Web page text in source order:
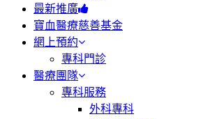
最新推廣
寶血醫療慈善基金
網上預約
專科門診
醫療團隊
專科服務
外科專科